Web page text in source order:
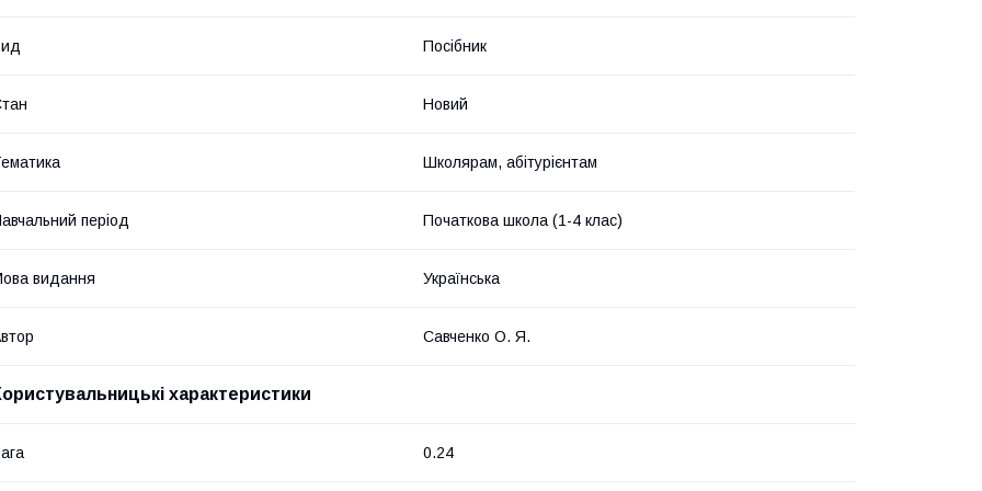
Посібник
Новий
Школярам, абітурієнтам
період Початкова школа (1-4 клас)
видання Українська
Савченко О. Я.
характеристики
0.24